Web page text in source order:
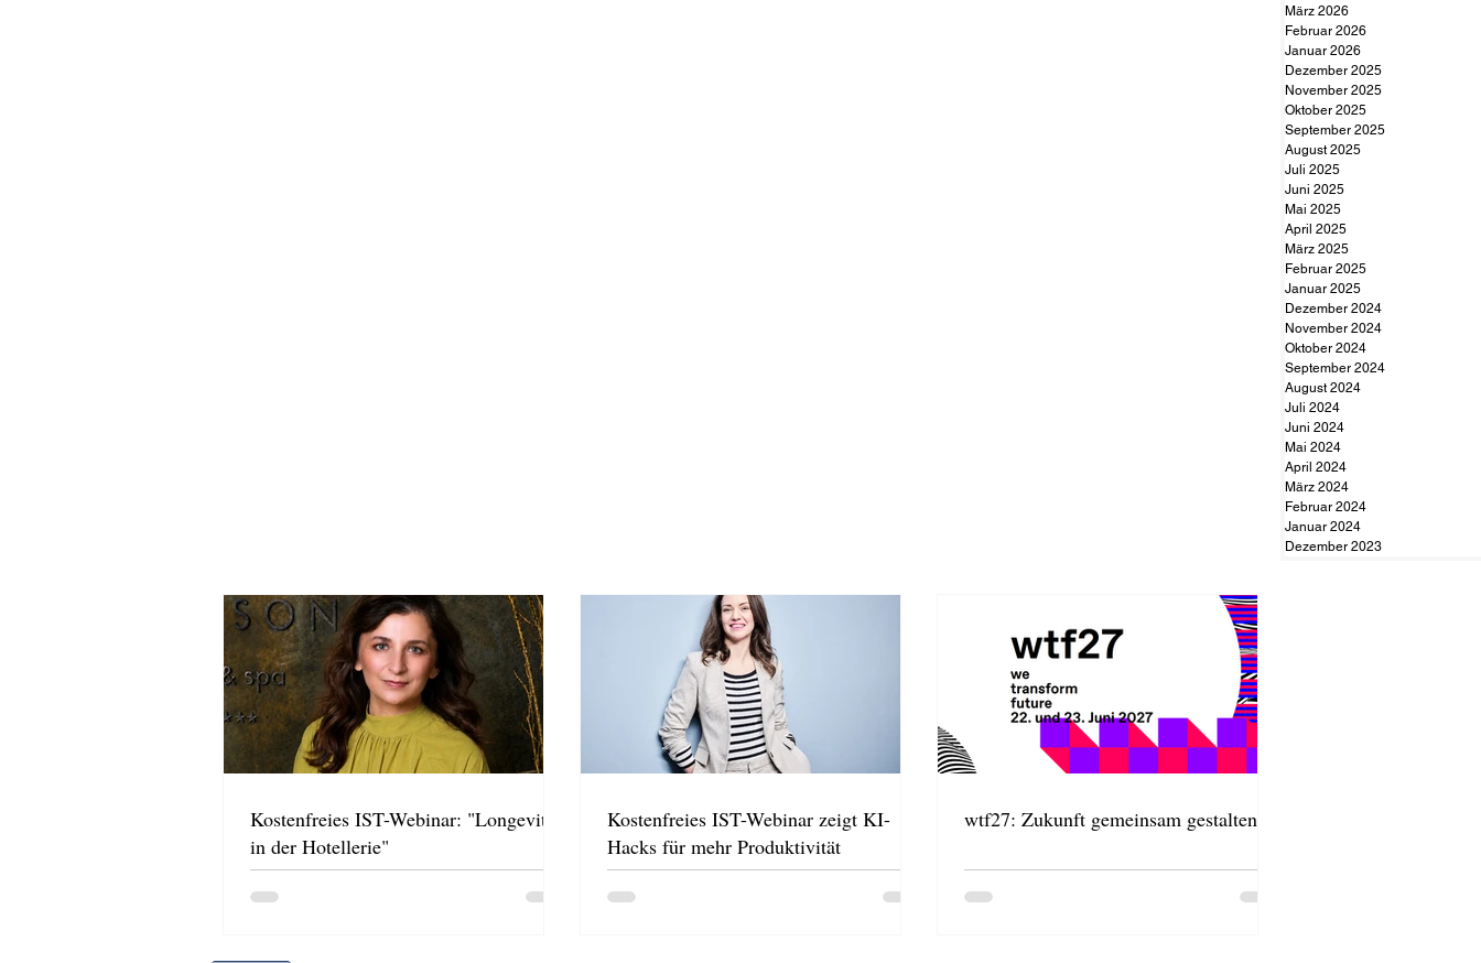
März 2026
Februar 2026
Januar 2026
Dezember 2025
November 2025
Oktober 2025
September 2025
August 2025
Juli 2025
Juni 2025
Mai 2025
April 2025
März 2025
Februar 2025
Januar 2025
Dezember 2024
November 2024
Oktober 2024
September 2024
August 2024
Juli 2024
Juni 2024
Mai 2024
April 2024
März 2024
Februar 2024
Januar 2024
Dezember 2023
Kostenfreies IST-Webinar: "Longevity
in der Hotellerie"
Kostenfreies IST-Webinar zeigt KI-
Hacks für mehr Produktivität
wtf27: Zukunft gemeinsam gestalten